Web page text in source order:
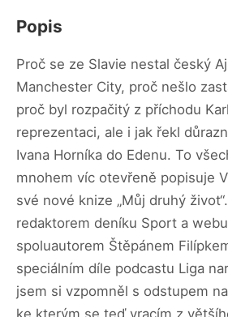
Popis
Proč se ze Slavie nestal český
Manchester City, proč nešlo
proč byl rozpačitý z příchodu
reprezentaci, ale i jak řekl
Ivana Horníka do Edenu. To
mnohem víc otevřeně popisuje
své nové knize „Můj druhý
redaktorem deníku Sport a
spoluautorem Štěpánem
speciálním díle podcastu Liga
jsem si vzpomněl s odstupem